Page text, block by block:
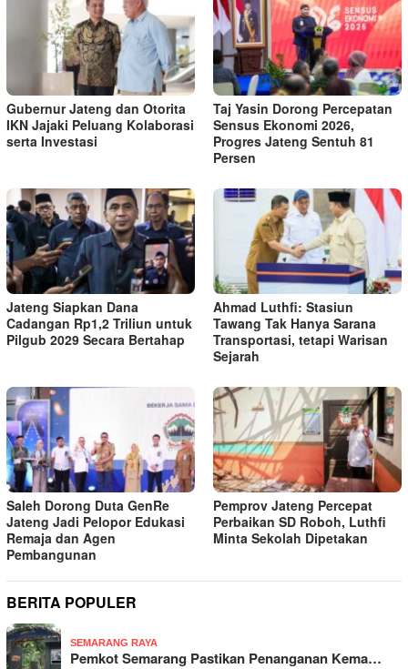
Gubernur Jateng dan Otorita
IKN Jajaki Peluang Kolaborasi
serta Investasi
Taj Yasin Dorong Percepatan
Sensus Ekonomi 2026,
Progres Jateng Sentuh 81
Persen
Jateng Siapkan Dana
Cadangan Rp1,2 Triliun untuk
Pilgub 2029 Secara Bertahap
Ahmad Luthfi: Stasiun
Tawang Tak Hanya Sarana
Transportasi, tetapi Warisan
Sejarah
Saleh Dorong Duta GenRe
Jateng Jadi Pelopor Edukasi
Remaja dan Agen
Pembangunan
Pemprov Jateng Percepat
Perbaikan SD Roboh, Luthfi
Minta Sekolah Dipetakan
BERITA POPULER
SEMARANG RAYA
Pemkot Semarang Pastikan Penanganan Kema…